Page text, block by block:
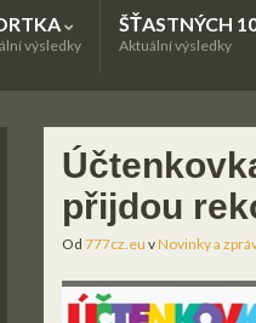
výsledky
ŠŤASTNÝCH
Aktuální výsledky
přijdou
Od 777cz.eu vNovinky a